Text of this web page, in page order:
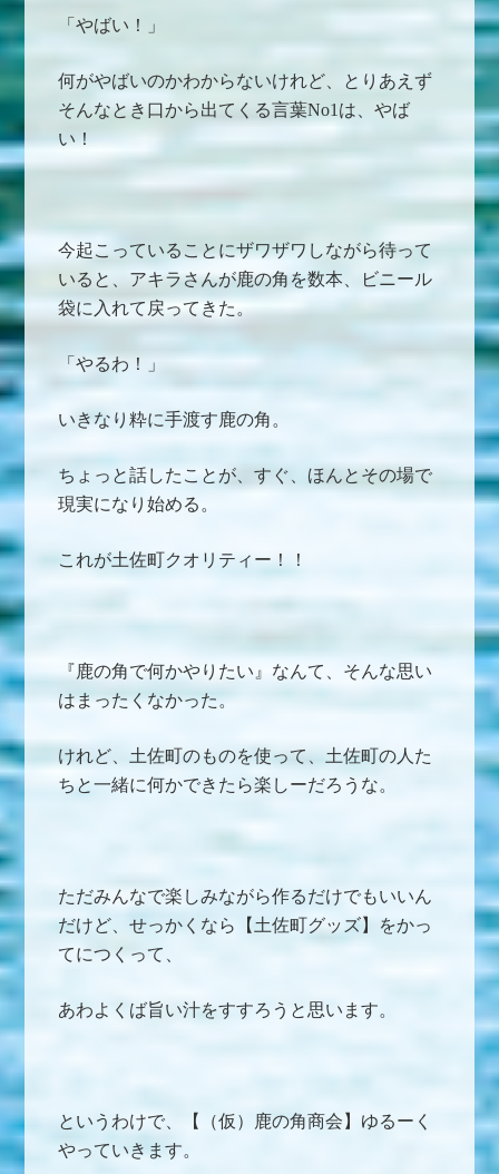
「やばい！」
何がやばいのかわからないけれど、とりあえず
そんなとき口から出てくる言葉No1は、やば
い！
今起こっていることにザワザワしながら待って
いると、アキラさんが鹿の角を数本、ビニール
袋に入れて戻ってきた。
「やるわ！」
いきなり粋に手渡す鹿の角。
ちょっと話したことが、すぐ、ほんとその場で
現実になり始める。
これが土佐町クオリティー！！
『鹿の角で何かやりたい』なんて、そんな思い
はまったくなかった。
けれど、土佐町のものを使って、土佐町の人た
ちと一緒に何かできたら楽しーだろうな。
ただみんなで楽しみながら作るだけでもいいん
だけど、せっかくなら【土佐町グッズ】をかっ
てにつくって、
あわよくば旨い汁をすすろうと思います。
というわけで、【（仮）鹿の角商会】ゆるーく
やっていきます。